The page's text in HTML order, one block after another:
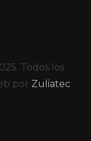
Todos los
por Zuliatec